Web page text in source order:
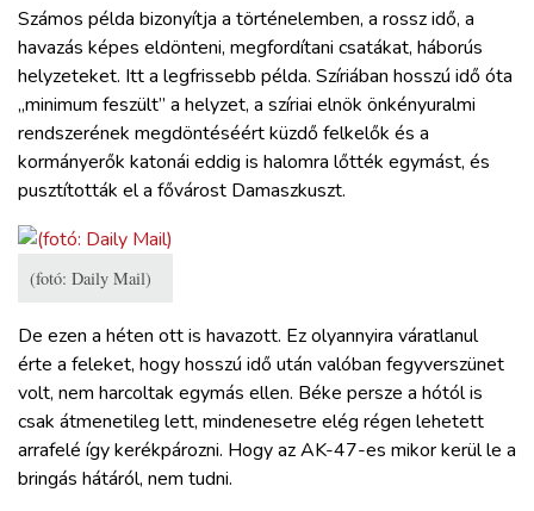
BLOG
ARCHÍVUM
WEBSHOP
BELÉPÉS
Számos példa bizonyítja a történelemben, a rossz idő, a
havazás képes eldönteni, megfordítani csatákat, háborús
helyzeteket. Itt a legfrissebb példa. Szíriában hosszú idő óta
„minimum feszült” a helyzet, a szíriai elnök önkényuralmi
rendszerének megdöntéséért küzdő felkelők és a
kormányerők katonái eddig is halomra lőtték egymást, és
pusztították el a fővárost Damaszkuszt.
(fotó: Daily Mail)
De ezen a héten ott is havazott. Ez olyannyira váratlanul
érte a feleket, hogy hosszú idő után valóban fegyverszünet
volt, nem harcoltak egymás ellen. Béke persze a hótól is
csak átmenetileg lett, mindenesetre elég régen lehetett
arrafelé így kerékpározni. Hogy az AK-47-es mikor kerül le a
bringás hátáról, nem tudni.